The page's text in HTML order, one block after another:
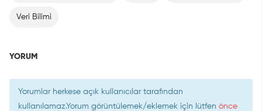
Veri Bilimi
YORUM
Yorumlar herkese açık kullanıcılar tarafından
kullanılamaz.Yorum görüntülemek/eklemek için lütfen önce